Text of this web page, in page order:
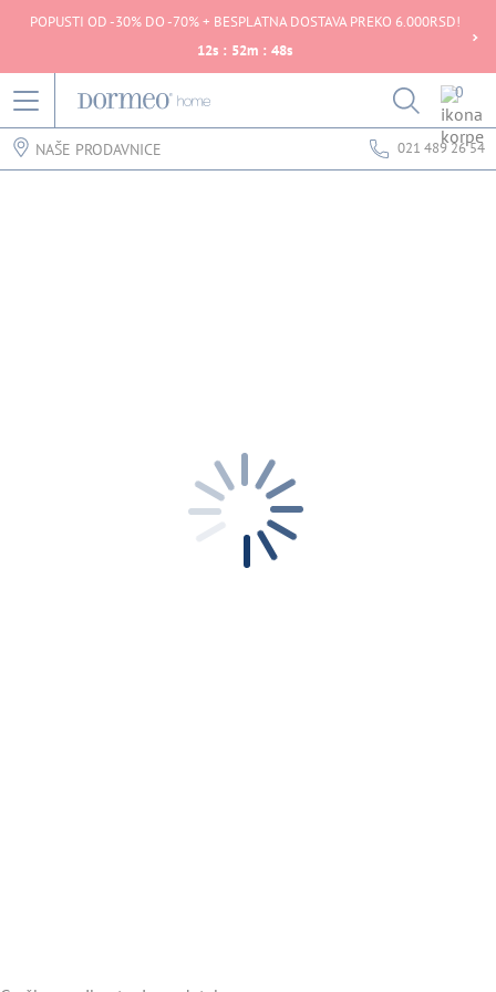
POPUSTI OD -30% DO -70% + BESPLATNA DOSTAVA PREKO 6.000RSD!
12s : 52m : 48s
0
NAŠE PRODAVNICE 021 489 26 54